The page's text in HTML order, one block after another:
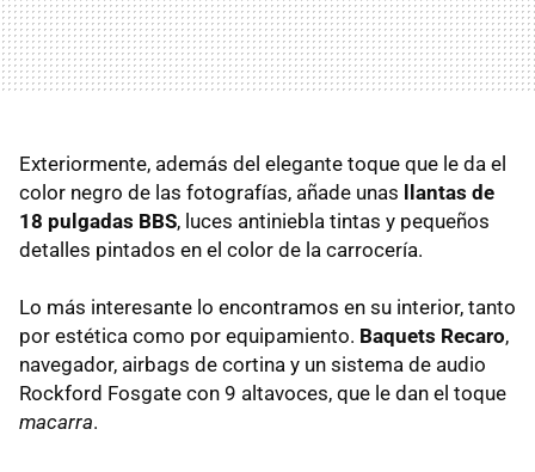
Exteriormente, además del elegante toque que le da el
color negro de las fotografías, añade unas
llantas de
18 pulgadas BBS, luces antiniebla tintas y pequeños
detalles pintados en el color de la carrocería.
Lo más interesante lo encontramos en su interior, tanto
por estética como por equipamiento. Baquets Recaro,
navegador, airbags de cortina y un sistema de audio
Rockford Fosgate con 9 altavoces, que le dan el toque
macarra.